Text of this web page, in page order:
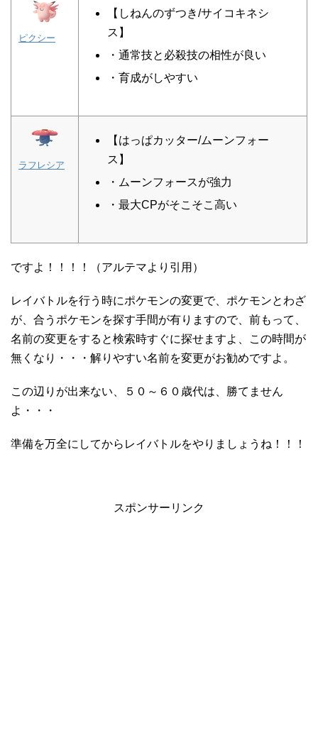
ピクシー
【しねんのずつき/サイコキネシ
ス】
・通常技と必殺技の相性が良い
・育成がしやすい
ラフレシア
【はっぱカッター/ムーンフォー
ス】
・ムーンフォースが強力
・最大CPがそこそこ高い
ですよ！！！！（アルテマより引用）
レイバトルを行う時にポケモンの変更で、ポケモンとわざ
が、合うポケモンを探す手間が有りますので、前もって、
名前の変更をすると検索時すぐに探せますよ、この時間が
無くなり・・・解りやすい名前を変更がお勧めですよ。
この辺りが出来ない、５０～６０歳代は、勝てません
よ・・・
準備を万全にしてからレイバトルをやりましょうね！！！
スポンサーリンク